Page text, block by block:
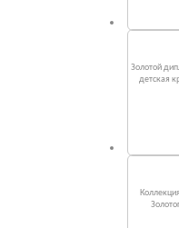
Золотой
детская